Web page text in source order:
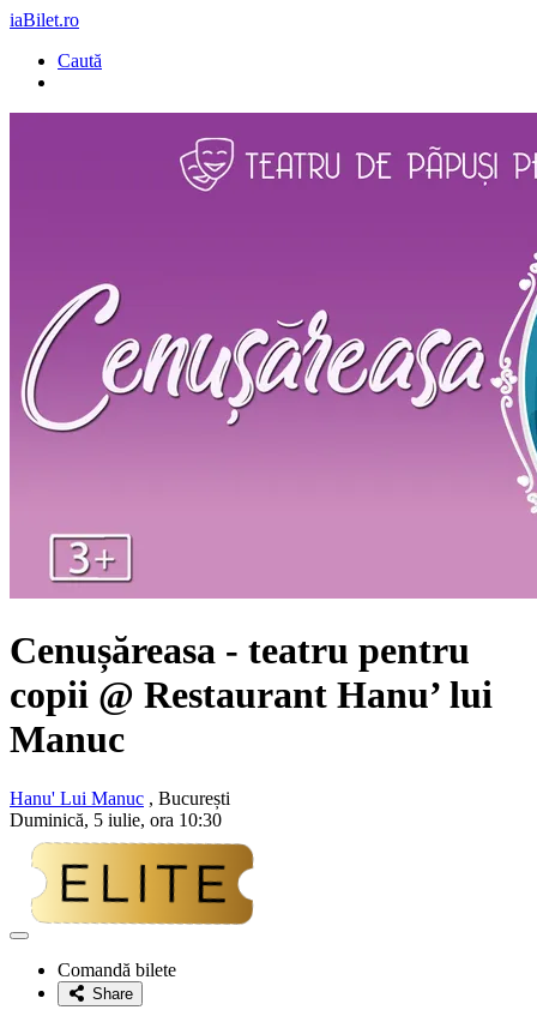
iaBilet.ro
Caută
Cenușăreasa - teatru pentru
copii @ Restaurant Hanu’ lui
Manuc
Hanu' Lui Manuc , București
Duminică, 5 iulie, ora 10:30
Adaugă
favoriteComandă bilete
Share